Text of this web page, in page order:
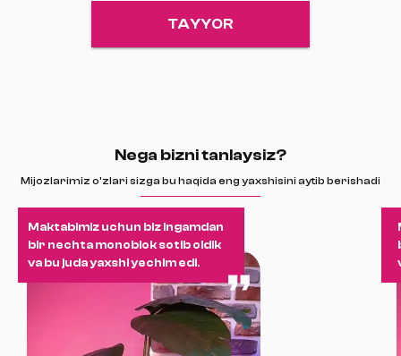
TAYYOR
Nega bizni tanlaysiz?
Mijozlarimiz o'zlari sizga bu haqida eng yaxshisini aytib berishadi
Maktabimiz uchun biz Ingamdan
bir nechta monoblok sotib oldik
va bu juda yaxshi yechim edi.